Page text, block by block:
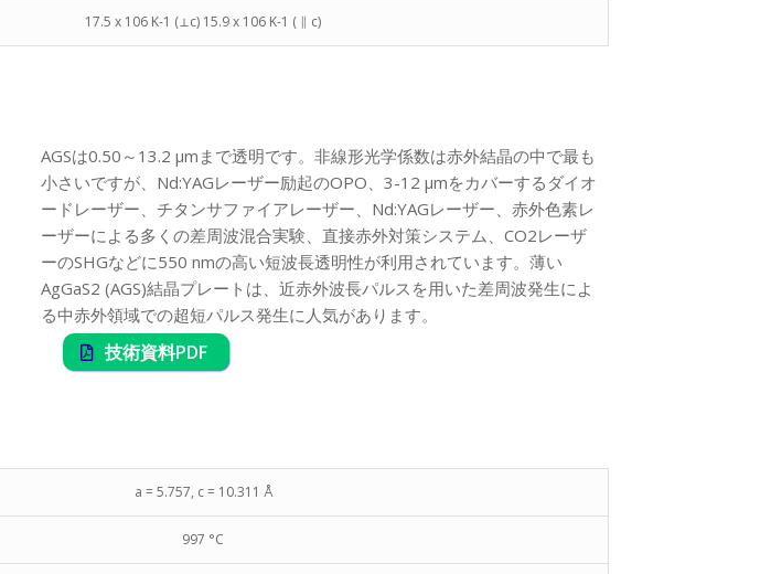
17.5 x 106 K-1 (⊥c) 15.9 x 106 K-1 ( ∥ c)
AGSは0.50～13.2 µmまで透明です。非線形光学係数は赤外結晶の中で最も
小さいですが、Nd:YAGレーザー励起のOPO、3-12 µmをカバーするダイオ
ードレーザー、チタンサファイアレーザー、Nd:YAGレーザー、赤外色素レ
ーザーによる多くの差周波混合実験、直接赤外対策システム、CO2レーザ
ーのSHGなどに550 nmの高い短波長透明性が利用されています。薄い
AgGaS2 (AGS)結晶プレートは、近赤外波長パルスを用いた差周波発生によ
る中赤外領域での超短パルス発生に人気があります。
技術資料PDF
a = 5.757, c = 10.311 Å
997 °C